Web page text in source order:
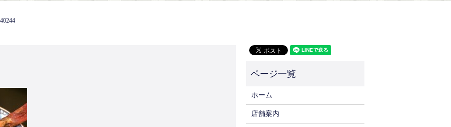
ホーム
店舗案内